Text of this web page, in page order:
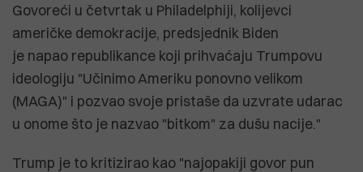
Govoreći u četvrtak u Philadelphiji, kolijevci
američke demokracije, predsjednik Biden
je napao republikance koji prihvaćaju Trumpovu
ideologiju "Učinimo Ameriku ponovno velikom
(MAGA)" i pozvao svoje pristaše da uzvrate udarac
u onome što je nazvao "bitkom" za dušu nacije."
Trump je to kritizirao kao "najopakiji govor pun